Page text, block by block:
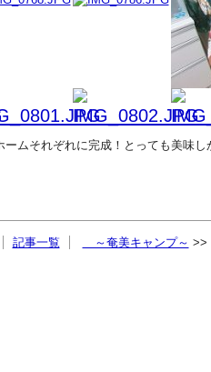
に完成！とっても美味しか
記事一覧 ～奄美キャンプ～